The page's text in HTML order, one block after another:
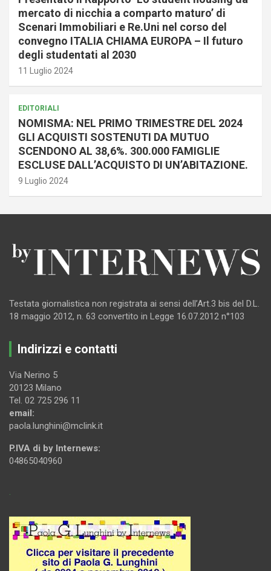
mercato di nicchia a comparto maturo’ di
Scenari Immobiliari e Re.Uni nel corso del
convegno ITALIA CHIAMA EUROPA – Il futuro
degli studentati al 2030
11 Luglio 2024
EDITORIALI
NOMISMA: NEL PRIMO TRIMESTRE DEL 2024
GLI ACQUISTI SOSTENUTI DA MUTUO
SCENDONO AL 38,6%. 300.000 FAMIGLIE
ESCLUSE DALL’ACQUISTO DI UN’ABITAZIONE.
9 Luglio 2024
Testata giornalistica non registrata ai sensi dell’Art.3 bis del D.L.
18 maggio 2012, n. 63 convertito in Legge 16.07.2012 n°103
Indirizzi e contatti
Via Nerino 5
20123 Milano
Tel. 02 725 296 11
email:
paola.lunghini@mclink.it
P.IVA di by Internews:
04865040960
.